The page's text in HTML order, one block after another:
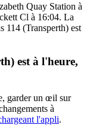
Quay Station à
Cl à 16:04. La
114 (Transperth) est
est à l'heure,
garder un œil sur
à
l'appli.